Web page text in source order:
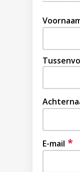
E-mail *